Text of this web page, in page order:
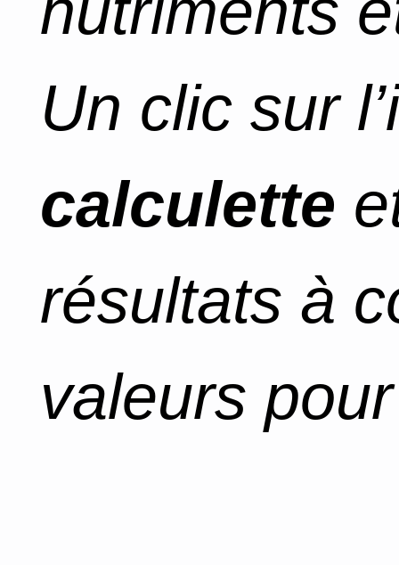
Un clic sur
calculette
résultats à
valeurs